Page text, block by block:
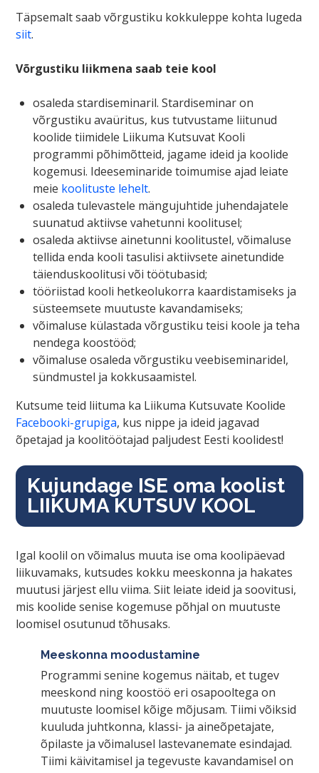
Täpsemalt saab võrgustiku kokkuleppe kohta lugeda
siit.
Võrgustiku liikmena saab teie kool
osaleda stardiseminaril. Stardiseminar on
võrgustiku avaüritus, kus tutvustame liitunud
koolide tiimidele Liikuma Kutsuvat Kooli
programmi põhimõtteid, jagame ideid ja koolide
kogemusi. Ideeseminaride toimumise ajad leiate
meie koolituste lehelt.
osaleda tulevastele mängujuhtide juhendajatele
suunatud aktiivse vahetunni koolitusel;
osaleda aktiivse ainetunni koolitustel, võimaluse
tellida enda kooli tasulisi aktiivsete ainetundide
täienduskoolitusi või töötubasid;
tööriistad kooli hetkeolukorra kaardistamiseks ja
süsteemsete muutuste kavandamiseks;
võimaluse külastada võrgustiku teisi koole ja teha
nendega koostööd;
võimaluse osaleda võrgustiku veebiseminaridel,
sündmustel ja kokkusaamistel.
Kutsume teid liituma ka Liikuma Kutsuvate Koolide
Facebooki-grupiga, kus nippe ja ideid jagavad
õpetajad ja koolitöötajad paljudest Eesti koolidest!
Kujundage ISE oma koolist
LIIKUMA KUTSUV KOOL
Igal koolil on võimalus muuta ise oma koolipäevad
liikuvamaks, kutsudes kokku meeskonna ja hakates
muutusi järjest ellu viima. Siit leiate ideid ja soovitusi,
mis koolide senise kogemuse põhjal on muutuste
loomisel osutunud tõhusaks.
Meeskonna moodustamine
Programmi senine kogemus näitab, et tugev
meeskond ning koostöö eri osapooltega on
muutuste loomisel kõige mõjusam. Tiimi võiksid
kuuluda juhtkonna, klassi- ja aineõpetajate,
õpilaste ja võimalusel lastevanemate esindajad.
Tiimi käivitamisel ja tegevuste kavandamisel on